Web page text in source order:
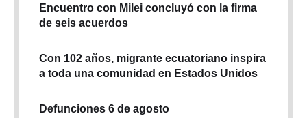
Encuentro con Milei concluyó con la firma
de seis acuerdos
Con 102 años, migrante ecuatoriano inspira
a toda una comunidad en Estados Unidos
Defunciones 6 de agosto